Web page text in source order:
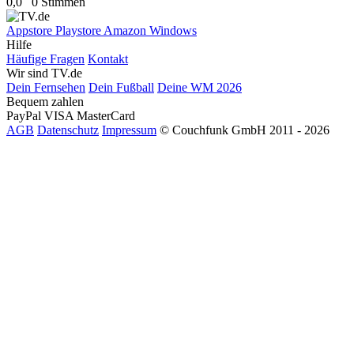
Appstore Playstore Amazon Windows
Hilfe
Häufige Fragen Kontakt
Wir sind TV.de
Dein Fernsehen Dein Fußball Deine WM 2026
Bequem zahlen
PayPal VISA MasterCard
AGB Datenschutz Impressum © Couchfunk GmbH 2011 - 2026